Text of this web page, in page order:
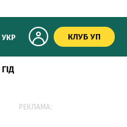
УКР КЛУБ УП
РЕКЛАМА: